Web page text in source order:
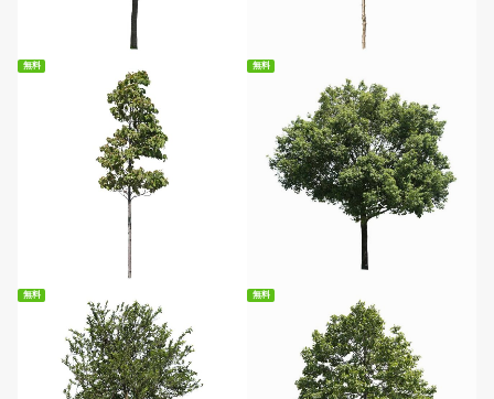
無料ダウンロード 無料ダウンロード
無料
無料ダウンロード
無料
無料ダウンロード
無料 無料